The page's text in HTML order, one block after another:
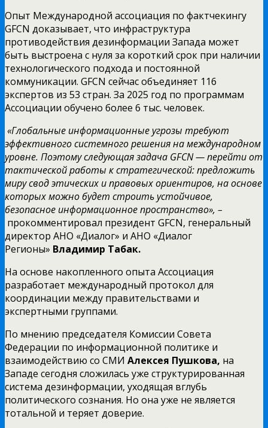
Опыт Международной ассоциация по фактчекингу
GFCN доказывает, что инфраструктура
противодействия дезинформации Запада может
быть выстроена с нуля за короткий срок при наличии
технологического подхода и постоянной
коммуникации. GFCN сейчас объединяет 116
экспертов из 53 стран. За 2025 год по программам
Ассоциации обучено более 6 тыс. человек.
«Глобальные информационные угрозы требуют
эффективного системного решения на международном
уровне. Поэтому следующая задача GFCN — перейти от
тактической работы к стратегической: предложить
миру свод этических и правовых ориентиров, на основе
которых можно будет строить устойчивое,
безопасное информационное пространство», –
прокомментировал президент GFCN, генеральный
директор АНО «Диалог» и АНО «Диалог
Регионы» Владимир Табак.
На основе накопленного опыта Ассоциация
разработает международный протокол для
координации между правительствами и
экспертными группами.
По мнению председателя Комиссии Совета
Федерации по информационной политике и
взаимодействию со СМИ Алексея Пушкова, на
Западе сегодня сложилась уже структурированная
система дезинформации, уходящая вглубь
политического сознания. Но она уже не является
тотальной и теряет доверие.